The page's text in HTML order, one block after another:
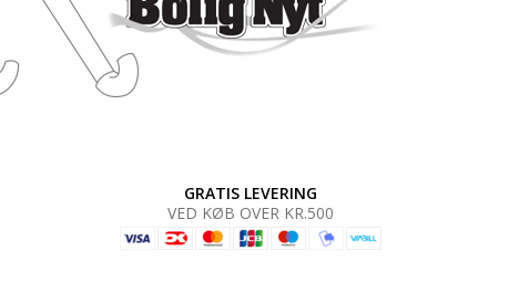
GRATIS LEVERING
VED KØB OVER KR.500